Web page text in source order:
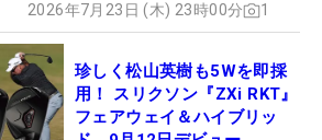
2026年7月23日 (木) 23時00分 1
珍しく松山英樹も5Wを即採
用！ スリクソン『ZXi RKT』
フェアウェイ＆ハイブリッ